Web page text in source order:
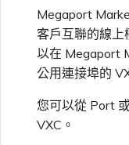
Peplink FusionHub
Versa SD-WAN
VMware SD-WAN
從 MVE 建立至 Azure
VXC
VXC
API 淘汰常見問題
單一登入（SSO）功
用說明
單一登入（SSO）常見
Megaport
客戶互聯的線
以在 Megaport
公用連接埠的
您可以從 Port
VXC。